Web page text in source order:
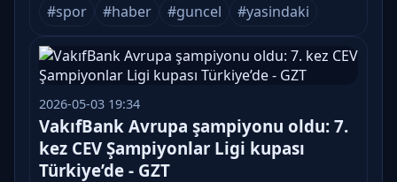
#spor
#haber #guncel #yasindaki
2026-05-03 19:34
VakıfBank Avrupa şampiyonu oldu: 7.
kez CEV Şampiyonlar Ligi kupası
Türkiye’de - GZT